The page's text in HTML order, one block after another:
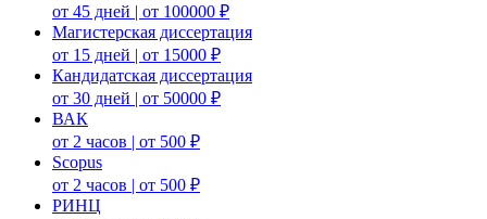
от 45 дней | от 100000 ₽
Магистерская диссертация
от 15 дней | от 15000 ₽
Кандидатская диссертация
от 30 дней | от 50000 ₽
ВАК
от 2 часов | от 500 ₽
Scopus
от 2 часов | от 500 ₽
РИНЦ